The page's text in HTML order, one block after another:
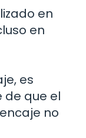
en
en
es
que el
no